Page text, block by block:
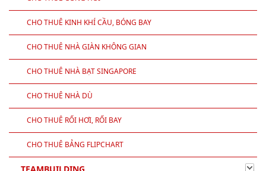
CHO THUÊ THẢM TRẢI SÀN
CỘT CHẮN INOX
CHO THUÊ CỔNG HƠI
CHO THUÊ KINH KHÍ CẦU, BÓNG BAY
CHO THUÊ NHÀ GIÀN KHÔNG GIAN
CHO THUÊ NHÀ BẠT SINGAPORE
CHO THUÊ NHÀ DÙ